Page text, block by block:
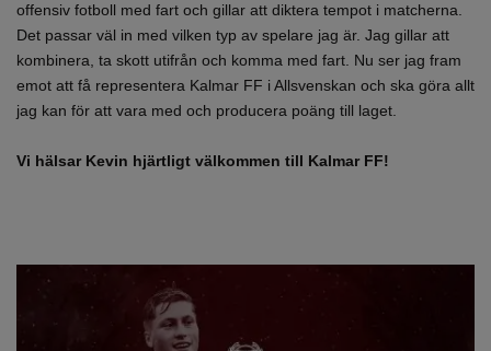
offensiv fotboll med fart och gillar att diktera tempot i matcherna.
Det passar väl in med vilken typ av spelare jag är. Jag gillar att
kombinera, ta skott utifrån och komma med fart. Nu ser jag fram
emot att få representera Kalmar FF i Allsvenskan och ska göra allt
jag kan för att vara med och producera poäng till laget.
Vi hälsar Kevin hjärtligt välkommen till Kalmar FF!